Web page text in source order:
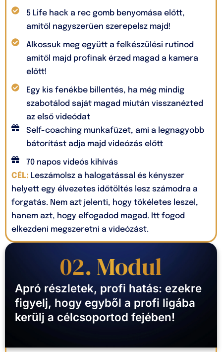
5 Life hack a rec gomb benyomása előtt,
amitől nagyszerűen szerepelsz majd!
Alkossuk meg együtt a felkészülési rutinod
amitől majd profinak érzed magad a kamera
előtt!
Egy kis fenékbe billentés, ha még mindig
szabotálod saját magad miután visszanézted
az első videódat
Self-coaching munkafüzet, ami a legnagyobb
bátorítást adja majd videózás előtt
70 napos videós kihívás
CÉL: Leszámolsz a halogatással és kényszer
helyett egy élvezetes időtöltés lesz számodra a
forgatás. Nem azt jelenti, hogy tökéletes leszel,
hanem azt, hogy elfogadod magad. Itt fogod
elkezdeni megszeretni a videózást.
02. Modul
Apró részletek, profi hatás: ezekre
figyelj, hogy egyből a profi ligába
kerülj a célcsoportod fejében!